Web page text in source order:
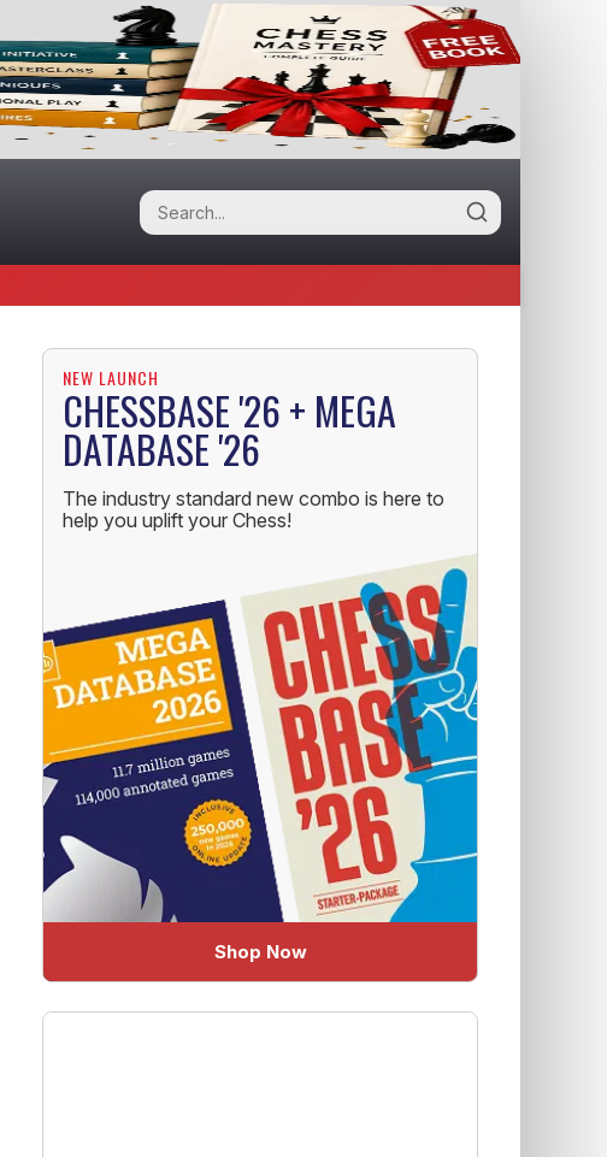
NEW LAUNCH
CHESSBASE '26 + MEGA
DATABASE '26
The industry standard new combo is here to
help you uplift your Chess!
Shop Now